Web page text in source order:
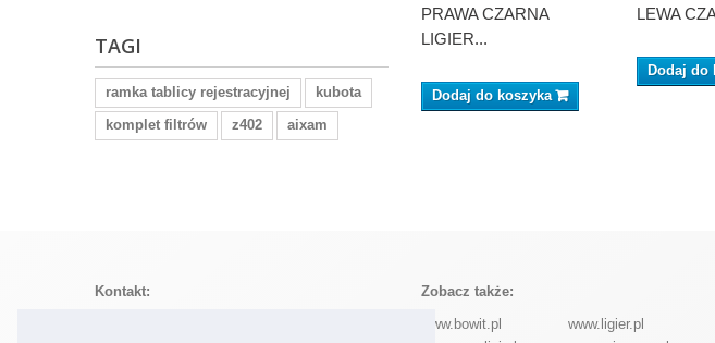
TAGI
ramka tablicy rejestracyjnej
kubota
komplet filtrów
z402 aixam
PRAWA CZARNA
LIGIER...
Dodaj do koszyka
LEWA
Dodaj do
Kontakt:
Zobacz także:
www.bowit.pl
www.ligier.pl